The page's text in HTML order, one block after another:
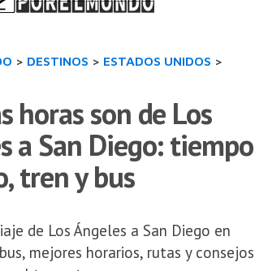
> DESTINOS > ESTADOS UNIDOS >
horas son de Los
a San Diego: tiempo
tren y bus
de Los Ángeles a San Diego en
mejores horarios, rutas y consejos